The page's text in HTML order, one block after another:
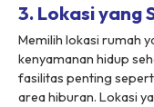
3. Lokasi yang
Memilih lokasi rumah
kenyamanan hidup
fasilitas penting
area hiburan. Lokasi